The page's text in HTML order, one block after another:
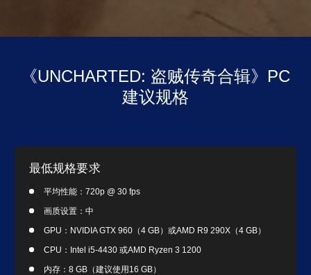
《UNCHARTED: 盗贼传奇合辑》PC
建议规格
最低规格要求
平均性能：720p @ 30 fps
画质设置：中
GPU：NVIDIA GTX 960（4 GB）或AMD R9 290X（4 GB）
CPU：Intel i5-4430 或AMD Ryzen 3 1200
内存：8 GB（建议使用16 GB）